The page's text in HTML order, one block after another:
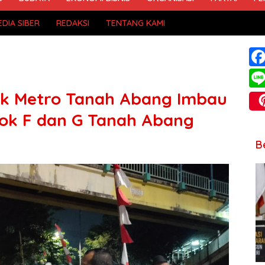
SIBER REDAKSI TENTANG KAMI
Metro Tanah Abang Imbau
F dan G Tanah Abang